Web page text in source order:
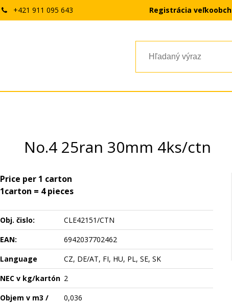
+421 911 095 643 Registrácia
No.4 25ran 30mm 4ks/ctn
Price per 1 carton
1carton = 4 pieces
Obj. čislo:
CLE42151/CTN
EAN:
6942037702462
Language
CZ, DE/AT, FI, HU, PL, SE, SK
NEC v kg/kartón 2
Objem v m3 /
0,036